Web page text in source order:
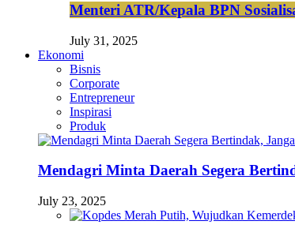
Menteri ATR/Kepala BPN
July 31, 2025
Ekonomi
Bisnis
Corporate
Entrepreneur
Inspirasi
Produk
Mendagri Minta Daerah Segera
July 23, 2025